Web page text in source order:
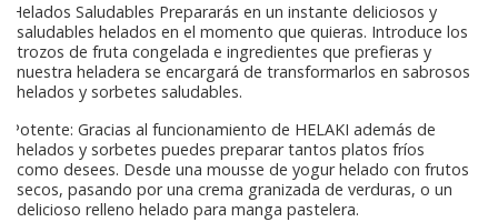
Helados Saludables Prepararás en un instante deliciosos y
saludables helados en el momento que quieras. Introduce los
trozos de fruta congelada e ingredientes que prefieras y
nuestra heladera se encargará de transformarlos en sabrosos
helados y sorbetes saludables.
Potente: Gracias al funcionamiento de HELAKI además de
helados y sorbetes puedes preparar tantos platos fríos
como desees. Desde una mousse de yogur helado con frutos
secos, pasando por una crema granizada de verduras, o un
delicioso relleno helado para manga pastelera.